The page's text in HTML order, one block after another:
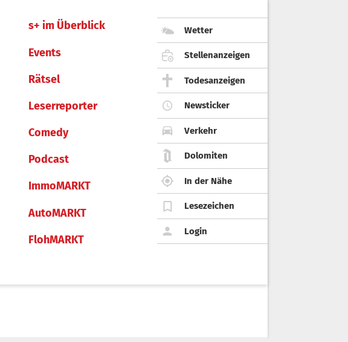
s+ im Überblick
Events
Rätsel
Leserreporter
Comedy
Podcast
ImmoMARKT
AutoMARKT
FlohMARKT
Wetter
Stellenanzeigen
Todesanzeigen
Newsticker
Verkehr
Dolomiten
In der Nähe
Lesezeichen
Login